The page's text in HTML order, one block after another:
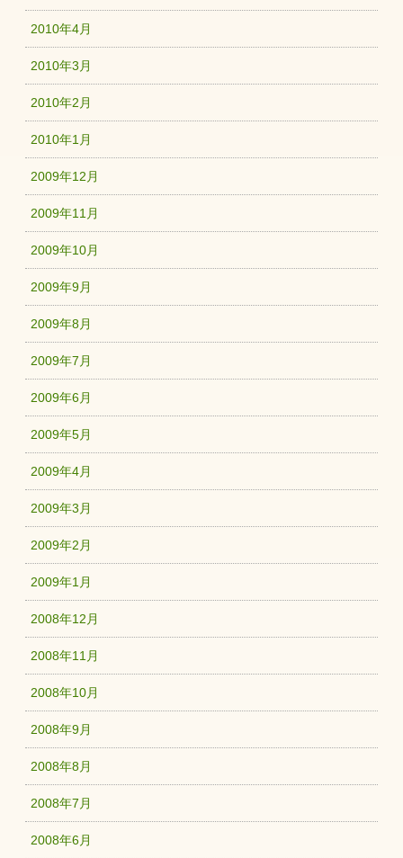
2010年4月
2010年3月
2010年2月
2010年1月
2009年12月
2009年11月
2009年10月
2009年9月
2009年8月
2009年7月
2009年6月
2009年5月
2009年4月
2009年3月
2009年2月
2009年1月
2008年12月
2008年11月
2008年10月
2008年9月
2008年8月
2008年7月
2008年6月